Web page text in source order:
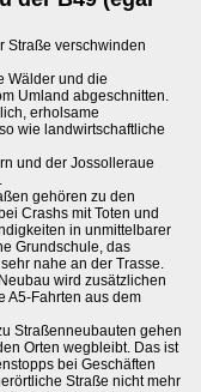
Straße verschwinden
Wälder und die
Umland abgeschnitten.
erholsame
wie landwirtschaftliche
und der Jossolleraue
gehören zu den
Crashs mit Toten und
in unmittelbarer
Grundschule, das
nahe an der Trasse.
wird zusätzlichen
A5-Fahrten aus dem
Straßenneubauten gehen
Orten wegbleibt. Das ist
bei Geschäften
Straße nicht mehr